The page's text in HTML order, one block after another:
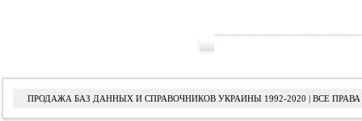
ПРОДАЖА БАЗ ДАННЫХ И СПРАВОЧНИКОВ УКРАИНЫ 1992-2020 | ВСЕ